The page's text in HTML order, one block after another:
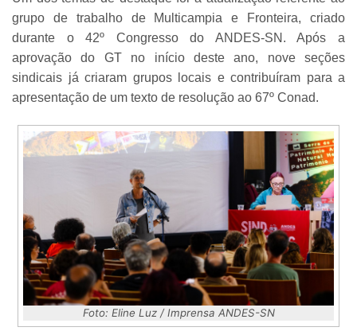
grupo de trabalho de Multicampia e Fronteira, criado
durante o 42º Congresso do ANDES-SN. Após a
aprovação do GT no início deste ano, nove seções
sindicais já criaram grupos locais e contribuíram para a
apresentação de um texto de resolução ao 67º Conad.
Foto: Eline Luz / Imprensa ANDES-SN